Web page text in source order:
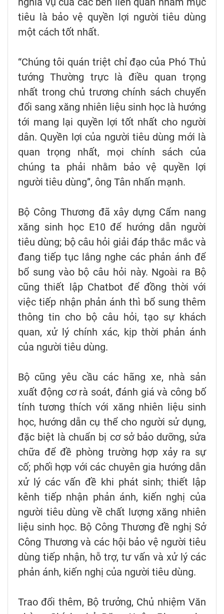
tiêu là bảo vệ quyền lợi người tiêu dùng
một cách tốt nhất.
“Chúng tôi quán triệt chỉ đạo của Phó Thủ
tướng Thường trực là điều quan trọng
nhất trong chủ trương chính sách chuyển
đổi sang xăng nhiên liệu sinh học là hướng
tới mang lại quyền lợi tốt nhất cho người
dân. Quyền lợi của người tiêu dùng mới là
quan trọng nhất, mọi chính sách của
chúng ta phải nhằm bảo vệ quyền lợi
người tiêu dùng”, ông Tân nhấn mạnh.
Bộ Công Thương đã xây dựng Cẩm nang
xăng sinh học E10 để hướng dẫn người
tiêu dùng; bộ câu hỏi giải đáp thắc mắc và
đang tiếp tục lắng nghe các phản ánh để
bổ sung vào bộ câu hỏi này. Ngoài ra Bộ
cũng thiết lập Chatbot để đồng thời với
việc tiếp nhận phản ánh thì bổ sung thêm
thông tin cho bộ câu hỏi, tạo sự khách
quan, xử lý chính xác, kịp thời phản ánh
của người tiêu dùng.
Bộ cũng yêu cầu các hãng xe, nhà sản
xuất động cơ rà soát, đánh giá và công bố
tính tương thích với xăng nhiên liệu sinh
học, hướng dẫn cụ thể cho người sử dụng,
đặc biệt là chuẩn bị cơ sở bảo dưỡng, sửa
chữa để đề phòng trường hợp xảy ra sự
cố; phối hợp với các chuyên gia hướng dẫn
xử lý các vấn đề khi phát sinh; thiết lập
kênh tiếp nhận phản ánh, kiến nghị của
người tiêu dùng về chất lượng xăng nhiên
liệu sinh học. Bộ Công Thương đề nghị Sở
Công Thương và các hội bảo vệ người tiêu
dùng tiếp nhận, hỗ trợ, tư vấn và xử lý các
phản ánh, kiến nghị của người tiêu dùng.
Trao đổi thêm, Bộ trưởng, Chủ nhiệm Văn